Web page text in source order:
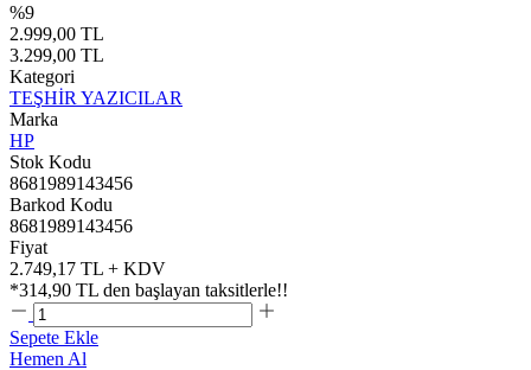
%9
2.999,00 TL
3.299,00 TL
Kategori
TEŞHİR YAZICILAR
Marka
HP
Stok Kodu
8681989143456
Barkod Kodu
8681989143456
Fiyat
2.749,17 TL + KDV
*314,90 TL den başlayan taksitlerle!!
Sepete Ekle
Hemen Al